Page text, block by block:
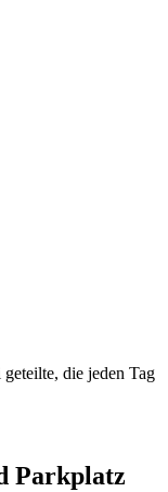
geteilte, die jeden Tag
Parkplatz